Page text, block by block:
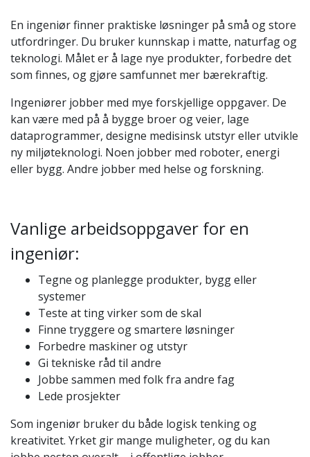
En ingeniør finner praktiske løsninger på små og store
utfordringer. Du bruker kunnskap i matte, naturfag og
teknologi. Målet er å lage nye produkter, forbedre det
som finnes, og gjøre samfunnet mer bærekraftig.
Ingeniører jobber med mye forskjellige oppgaver. De
kan være med på å bygge broer og veier, lage
dataprogrammer, designe medisinsk utstyr eller utvikle
ny miljøteknologi. Noen jobber med roboter, energi
eller bygg. Andre jobber med helse og forskning.
Vanlige arbeidsoppgaver for en
ingeniør:
Tegne og planlegge produkter, bygg eller
systemer
Teste at ting virker som de skal
Finne tryggere og smartere løsninger
Forbedre maskiner og utstyr
Gi tekniske råd til andre
Jobbe sammen med folk fra andre fag
Lede prosjekter
Som ingeniør bruker du både logisk tenking og
kreativitet. Yrket gir mange muligheter, og du kan